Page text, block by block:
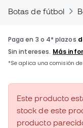
Botas de fútbol
Este producto
stock de este
producto